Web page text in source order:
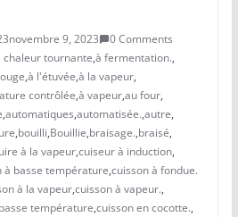
novembre 9, 2023
0 Comments
chaleur tournante,à fermentation.,
,à l'étuvée,à la vapeur,
contrôlée,à vapeur,au four,
,automatiques,automatisée.,autre,
,bouilli,Bouillie,braisage.,braisé,
à la vapeur,cuiseur à induction,
à basse température,cuisson à fondue.
à la vapeur,cuisson à vapeur.,
température,cuisson en cocotte.,